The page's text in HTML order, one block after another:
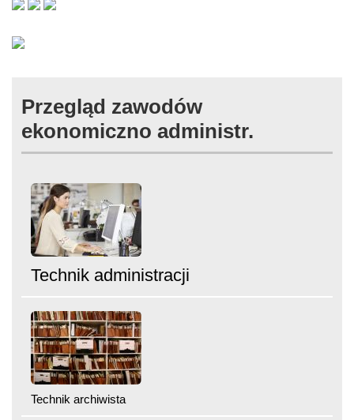
Przegląd zawodów
ekonomiczno administr.
Technik administracji
Technik archiwista